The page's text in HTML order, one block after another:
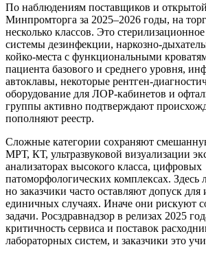
По наблюдениям поставщиков и
Минпромторга за 2025–2026 годы, на
несколько классов. Это
системы дезинфекции, наркозно-
койко-места с функциональными
пациента базового и среднего уровня,
автоклавы, некоторые рентген-
оборудование для ЛОР-кабинетов и
группы активно подтверждают
пополняют реестр.
Сложные категории сохраняют
МРТ, КТ, ультразвуковой визуализации
анализаторах высокого класса, цифровых
патоморфологических комплексах. Здесь
но заказчики часто оставляют допуск для
единичных случаях. Иначе они рискуют
задачи. Росздравнадзор в релизах 2025
критичность сервиса и поставок
лабораторных систем, и заказчики это